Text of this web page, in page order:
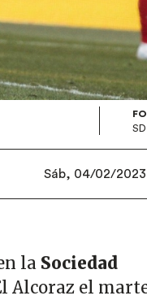
Sáb, 04/02/2023
la Sociedad
Alcoraz el